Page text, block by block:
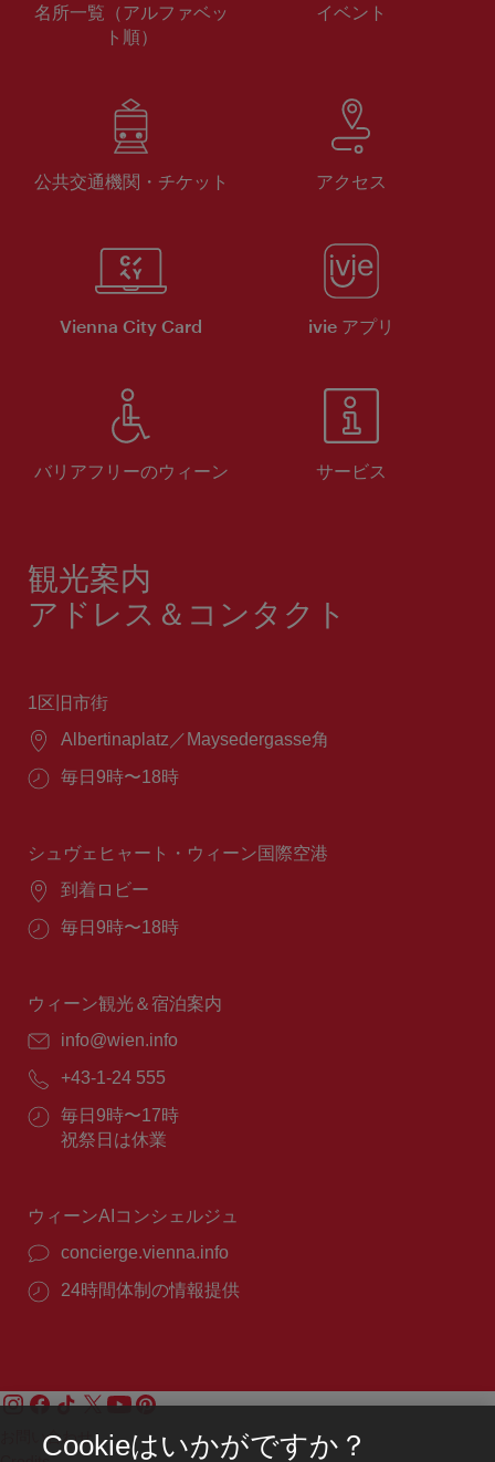
名所一覧（アルファベッ
ト順）
イベント
公共交通機関・チケット アクセス
Vienna City Card ivie アプリ
バリアフリーのウィーン サービス
観光案内
アドレス＆コンタクト
1区旧市街
場
Albertinaplatz／Maysedergasse角
営
間：
毎日9時〜18時
シュヴェヒャート・ウィーン国際空港
場
到着ロビー
営
間：
毎日9時〜18時
ウィーン観光＆宿泊案内
E
ー
ル：
info@wien.info
電
番
号：
+43-1-24 555
営
業
毎日9時〜17時
祝祭日は休業
ウィーンAIコンシェルジュ
concierge.vienna.info
24時間体制の情報提供
お問い合わせ
Cookieはいかがですか？